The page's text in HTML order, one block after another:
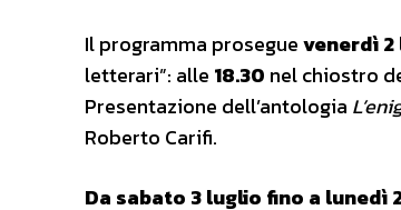
Il programma proseguevenerdì
letterari”: alle 18.30 nel chiostro
Presentazione dell’antologia
Roberto Carifi.
Da sabato 3 luglio fino a lunedì